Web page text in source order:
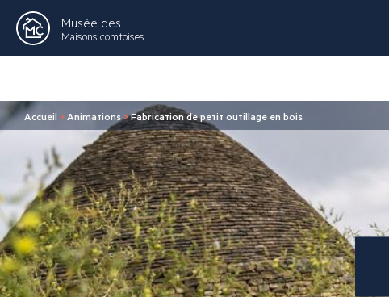
Musée des
Maisons comtoises
Accueil > Animations>Fabrication de petit outillage en bois